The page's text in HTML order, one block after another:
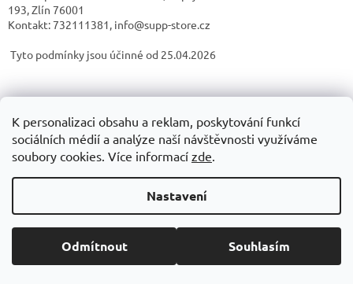
K personalizaci obsahu a reklam, poskytování funkcí
sociálních médií a analýze naší návštěvnosti využíváme
soubory cookies. Více informací zde.
Nastavení
Odmítnout Souhlasím
193, Zlín 76001
Kontakt: 732111381, info@supp-store.cz
Tyto podmínky jsou účinné od 25.04.2026
á
Copyright 2026SUPP STORE. Všechna práva vyhrazena.Upravit